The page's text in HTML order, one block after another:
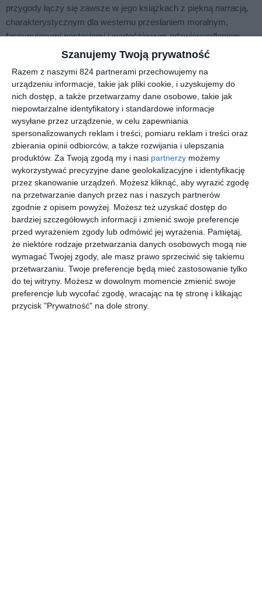
Szanujemy Twoją prywatność
Razem z naszymi 824 partnerami przechowujemy na
urządzeniu informacje, takie jak pliki cookie, i uzyskujemy do
nich dostęp, a także przetwarzamy dane osobowe, takie jak
niepowtarzalne identyfikatory i standardowe informacje
wysyłane przez urządzenie, w celu zapewniania
spersonalizowanych reklam i treści, pomiaru reklam i treści oraz
zbierania opinii odbiorców, a także rozwijania i ulepszania
produktów. Za Twoją zgodą my i nasi partnerzy możemy
wykorzystywać precyzyjne dane geolokalizacyjne i identyfikację
przez skanowanie urządzeń. Możesz kliknąć, aby wyrazić zgodę
na przetwarzanie danych przez nas i naszych partnerów
zgodnie z opisem powyżej. Możesz też uzyskać dostęp do
bardziej szczegółowych informacji i zmienić swoje preferencje
przed wyrażeniem zgody lub odmówić jej wyrażenia. Pamiętaj,
że niektóre rodzaje przetwarzania danych osobowych mogą nie
wymagać Twojej zgody, ale masz prawo sprzeciwić się takiemu
przetwarzaniu. Twoje preferencje będą mieć zastosowanie tylko
do tej witryny. Możesz w dowolnym momencie zmienić swoje
preferencje lub wycofać zgodę, wracając na tę stronę i klikając
przycisk "Prywatność" na dole strony.
przygody łączy się zawsze w jego książkach z piękną narracją,
charakterystycznym dla westernu przesłaniem moralnym,
fascynującymi postaciami i wartościowym odzwierciedleniem
realiów Ameryki w czasach westmanów i groźnych
Na sąsiedniej półce
[ e-book ]
Znikające
stado
Wiesław Wernic
[ e-book ]
W Nowej
Fundlandi
Wiesław Wernic
[ e-book ]
Sierżant
konnej
policji
Wiesław Wernic
[ e-book ]
Wołanie
dalekich
wzgórz
Wiesław Wernic
Old Gray
Barry
[ e-book ]
Złe miasto